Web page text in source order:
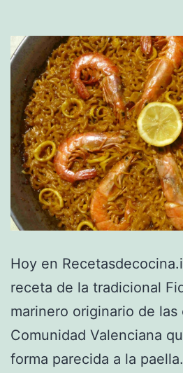
Hoy en
receta de la tradicional
marinero originario de las
Comunidad Valenciana
forma parecida a la